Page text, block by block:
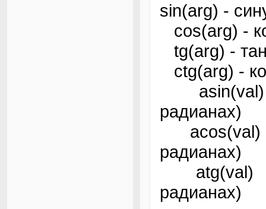
sin(arg) -
cos(arg) -
tg(arg) -
ctg(arg) -
asin(val)
радианах)
acos(val) -
радианах)
atg(val) -
радианах)